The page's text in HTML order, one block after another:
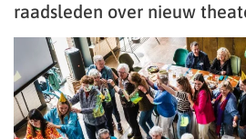
raadsleden over nieuw